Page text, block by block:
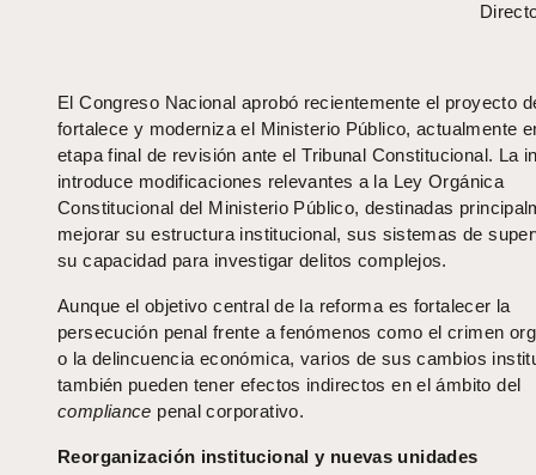
El Congreso Nacional aprobó recientemente el proyecto
fortalece y moderniza el Ministerio Público, actualmente
etapa final de revisión ante el Tribunal Constitucional. La
introduce modificaciones relevantes a la Ley Orgánica
Constitucional del Ministerio Público, destinadas
mejorar su estructura institucional, sus sistemas de
su capacidad para investigar delitos complejos.
Aunque el objetivo central de la reforma es fortalecer la
persecución penal frente a fenómenos como el crimen
o la delincuencia económica, varios de sus cambios
también pueden tener efectos indirectos en el ámbito del
compliance penal corporativo.
Reorganización institucional y nuevas unidades